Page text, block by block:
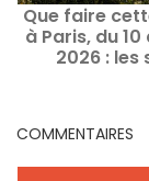
Que faire
à Paris, du 10
2026 : les
COMMENTAIRES